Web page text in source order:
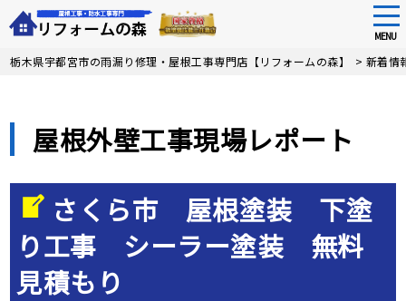
Skip
MENU
栃木県宇都宮市の雨漏り修理・屋根工事専門店【リフォームの森】 > 新着情
屋根外壁工事現場レポート
さくら市 屋根塗装 下塗
り工事 シーラー塗装 無料
見積もり